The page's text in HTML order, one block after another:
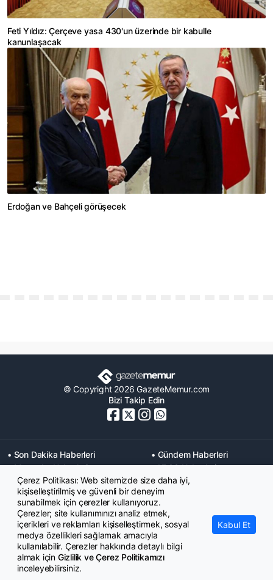
Feti Yıldız: Çerçeve yasa 430'un üzerinde bir kabulle
kanunlaşacak
Erdoğan ve Bahçeli görüşecek
© Copyright 2026 GazeteMemur.com
Bizi Takip Edin
• Son Dakika Haberleri
• Gündem Haberleri
• Memurlar Haberleri
• KPSS Haberleri
• Ekonomi Haberleri
• Eğitim Haberleri
• Yaşam Haberleri
• Maaş Verileri Haberleri
• Mahkeme Kararları
Haberleri
Çerez Politikası: Web sitemizde size daha iyi,
kişiselleştirilmiş ve güvenli bir deneyim
sunabilmek için çerezler kullanıyoruz.
Çerezler; site kullanımınızı analiz etmek,
içerikleri ve reklamları kişiselleştirmek, sosyal
medya özellikleri sağlamak amacıyla
kullanılabilir. Çerezler hakkında detaylı bilgi
almak için Gizlilik ve Çerez Politikamızı
inceleyebilirsiniz.
Kabul Et